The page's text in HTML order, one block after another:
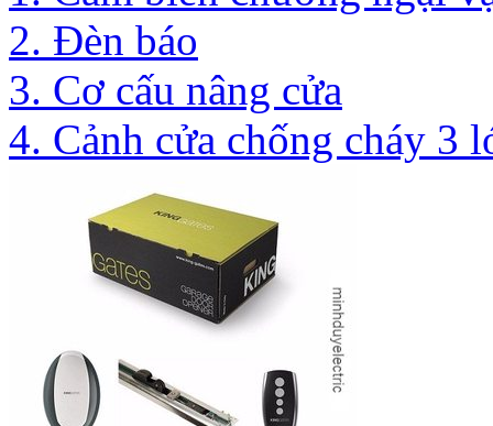
2. Đèn báo
3. Cơ cấu nâng cửa
4. Cảnh cửa chống cháy 3